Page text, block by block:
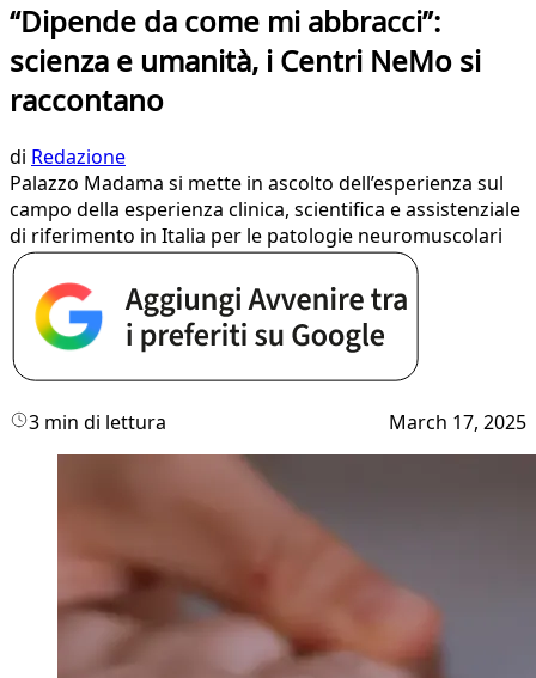
“Dipende da come mi abbracci”:
scienza e umanità, i Centri NeMo si
raccontano
di Redazione
Palazzo Madama si mette in ascolto dell’esperienza sul
campo della esperienza clinica, scientifica e assistenziale
di riferimento in Italia per le patologie neuromuscolari
3 min di lettura March 17, 2025